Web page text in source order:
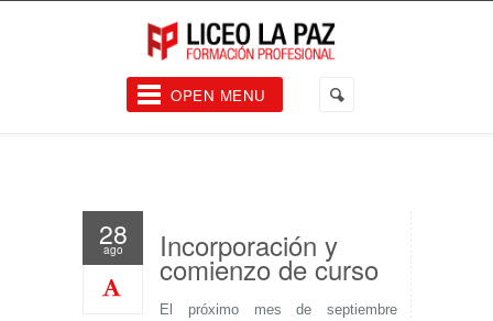
OPEN MENU
28
ago Incorporación y
comienzo de curso
El próximo mes de septiembre